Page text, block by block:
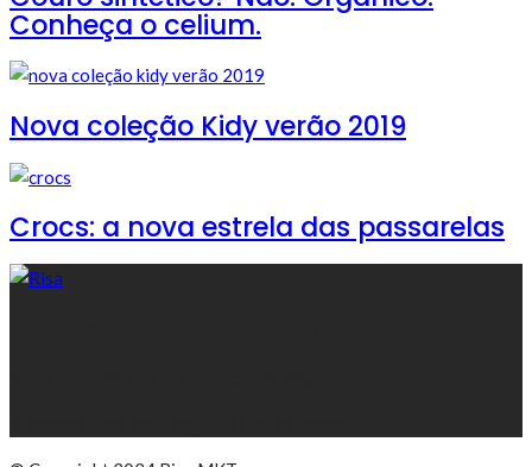
Conheça o celium.
Nova coleção Kidy verão 2019
Crocs: a nova estrela das passarelas